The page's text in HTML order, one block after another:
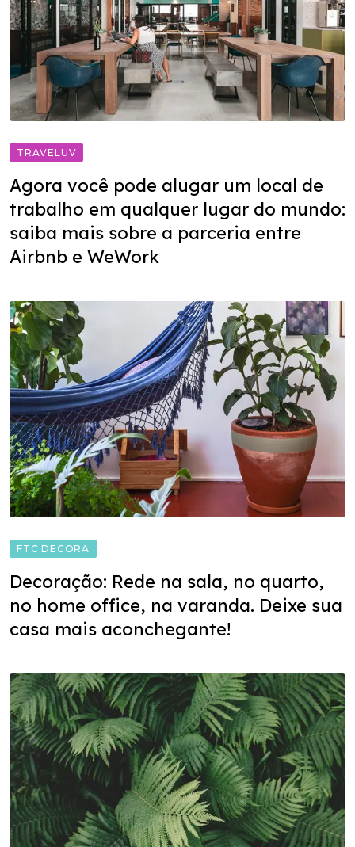
TRAVELUV
Agora você pode alugar um local de
trabalho em qualquer lugar do mundo:
saiba mais sobre a parceria entre
Airbnb e WeWork
FTC DECORA
Decoração: Rede na sala, no quarto,
no home office, na varanda. Deixe sua
casa mais aconchegante!